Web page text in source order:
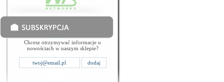
Chcesz otrzymywać informacje o
nowościach w naszym sklepie?